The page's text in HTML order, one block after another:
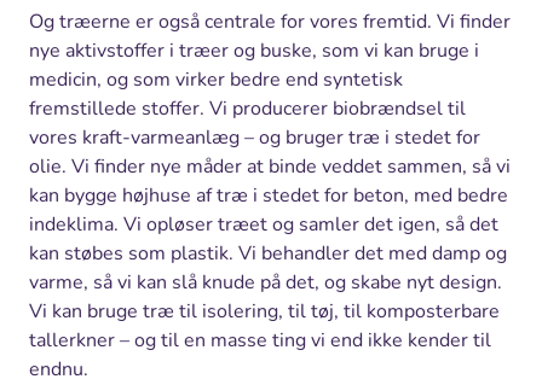
Og træerne er også centrale for vores fremtid. Vi finder
nye aktivstoffer i træer og buske, som vi kan bruge i
medicin, og som virker bedre end syntetisk
fremstillede stoffer. Vi producerer biobrændsel til
vores kraft-varmeanlæg – og bruger træ i stedet for
olie. Vi finder nye måder at binde veddet sammen, så vi
kan bygge højhuse af træ i stedet for beton, med bedre
indeklima. Vi opløser træet og samler det igen, så det
kan støbes som plastik. Vi behandler det med damp og
varme, så vi kan slå knude på det, og skabe nyt design.
Vi kan bruge træ til isolering, til tøj, til komposterbare
tallerkner – og til en masse ting vi end ikke kender til
endnu.